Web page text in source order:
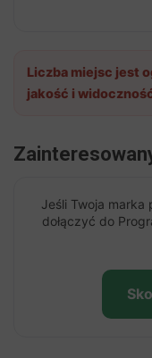
Liczba miejsc jest
jakość i
Jeśli Twoja marka
dołączyć do